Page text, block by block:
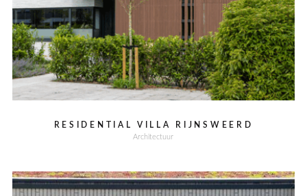
RESIDENTIAL VILLA RIJNSWEERD
Architectuur